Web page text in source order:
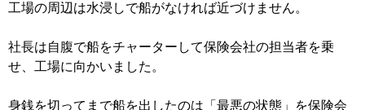
工場の周辺は水浸しで船がなければ近づけません。
社長は自腹で船をチャーターして保険会社の担当者を乗
せ、工場に向かいました。
身銭を切ってまで船を出したのは「最悪の状態」を保険会